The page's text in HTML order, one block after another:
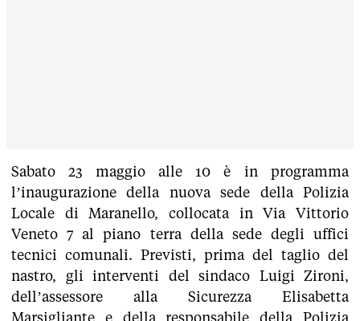
Sabato 23 maggio alle 10 è in programma
l’inaugurazione della nuova sede della Polizia
Locale di Maranello, collocata in Via Vittorio
Veneto 7 al piano terra della sede degli uffici
tecnici comunali. Previsti, prima del taglio del
nastro, gli interventi del sindaco Luigi Zironi,
dell’assessore alla Sicurezza Elisabetta
Marsigliante e della responsabile della Polizia